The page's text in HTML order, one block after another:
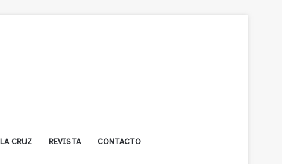
LA CRUZ REVISTA CONTACTO